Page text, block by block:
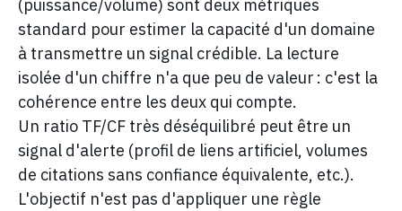
(puissance/volume) sont deux métriques
standard pour estimer la capacité d'un domaine
à transmettre un signal crédible. La lecture
isolée d'un chiffre n'a que peu de valeur : c'est la
cohérence entre les deux qui compte.
Un ratio TF/CF très déséquilibré peut être un
signal d'alerte (profil de liens artificiel, volumes
de citations sans confiance équivalente, etc.).
L'objectif n'est pas d'appliquer une règle